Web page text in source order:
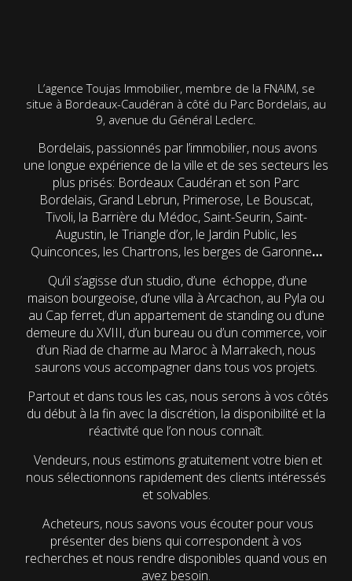
L’agence Toujas Immobilier, membre de la FNAIM, se
situe à Bordeaux-Caudéran à côté du Parc Bordelais, au
9, avenue du Général Leclerc.
Bordelais, passionnés par l’immobilier, nous avons
une longue expérience de la ville et de ses secteurs les
plus prisés: Bordeaux Caudéran et son Parc
Bordelais, Grand Lebrun, Primerose, Le Bouscat,
Tivoli, la Barrière du Médoc, Saint-Seurin, Saint-
Augustin, le Triangle d’or, le Jardin Public, les
Quinconces, les Chartrons, les berges de Garonne…
Qu’il s’agisse d’un studio, d’une échoppe, d’une
maison bourgeoise, d’une villa à Arcachon, au Pyla ou
au Cap ferret, d’un appartement de standing ou d’une
demeure du XVIII, d’un bureau ou d’un commerce, voir
d’un Riad de charme au Maroc à Marrakech, nous
saurons vous accompagner dans tous vos projets.
Partout et dans tous les cas, nous serons à vos côtés
du début à la fin avec la discrétion, la disponibilité et la
réactivité que l’on nous connaît.
Vendeurs, nous estimons gratuitement votre bien et
nous sélectionnons rapidement des clients intéressés
et solvables.
Acheteurs, nous savons vous écouter pour vous
présenter des biens qui correspondent à vos
recherches et nous rendre disponibles quand vous en
avez besoin.